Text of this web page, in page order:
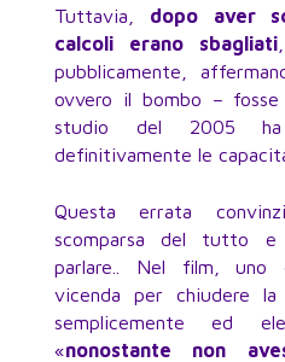
Tuttavia, dopo aver
calcoli erano sbagliati
pubblicamente,
ovvero il bombo – fosse
studio del 2005 ha
definitivamente le
Questa errata
scomparsa del tutto
parlare.. Nel film, uno
vicenda per chiudere
semplicemente ed
«nonostante non